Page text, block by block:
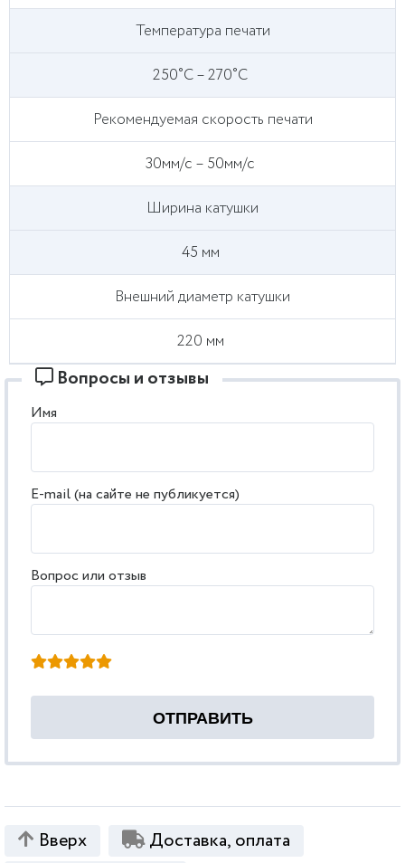
Температура печати
250˚C – 270˚C
Рекомендуемая скорость печати
30мм/с – 50мм/с
Ширина катушки
45 мм
Внешний диаметр катушки
220 мм
Вопросы и отзывы
Имя
E-mail (на сайте не публикуется)
Вопрос или отзыв
Вверх
Доставка, оплата